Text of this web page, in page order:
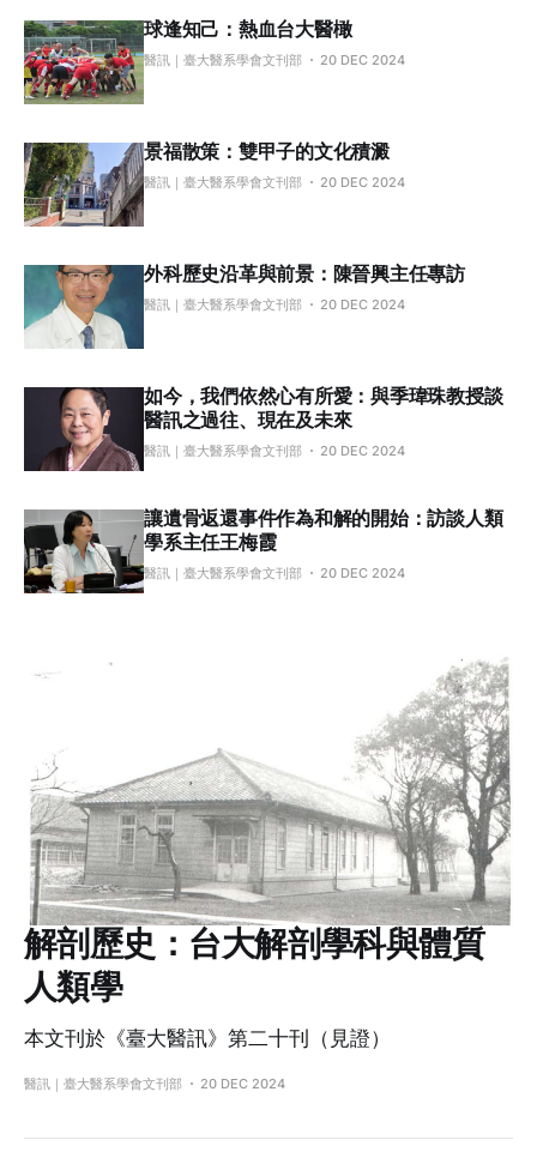
球逢知己：熱血台大醫橄
醫訊｜臺大醫系學會文刊部 20 DEC 2024
景福散策：雙甲子的文化積澱
醫訊｜臺大醫系學會文刊部 20 DEC 2024
外科歷史沿革與前景：陳晉興主任專訪
醫訊｜臺大醫系學會文刊部 20 DEC 2024
如今，我們依然心有所愛：與季瑋珠教授談
醫訊之過往、現在及未來
醫訊｜臺大醫系學會文刊部 20 DEC 2024
讓遺骨返還事件作為和解的開始：訪談人類
學系主任王梅霞
醫訊｜臺大醫系學會文刊部 20 DEC 2024
解剖歷史：台大解剖學科與體質
人類學
本文刊於《臺大醫訊》第二十刊（見證）
醫訊｜臺大醫系學會文刊部 20 DEC 2024